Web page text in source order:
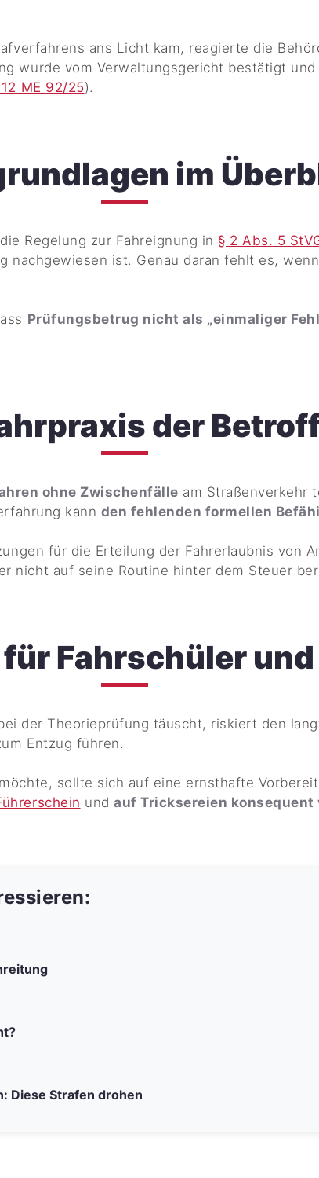
ans Licht kam, reagierte die
wurde vom Verwaltungsgericht bestätigt und
ME 92/25).
im
Regelung zur Fahreignung in § 2 Abs. 5
nachgewiesen ist. Genau daran fehlt es,
Prüfungsbetrug nicht als „einmaliger
der
ohne Zwischenfälle am Straßenverkehr
kann den fehlenden formellen
für die Erteilung der Fahrerlaubnis von
nicht auf seine Routine hinter dem Steuer
Fahrschüler
der Theorieprüfung täuscht, riskiert den
Entzug führen.
sollte sich auf eine ernsthafte
undauf Tricksereien konsequent
Diese Strafen drohen